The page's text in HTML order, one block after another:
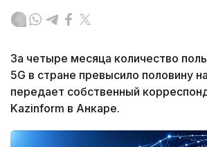
За четыре месяца количество
5G в стране превысило половину
передает собственный
Kazinform в Анкаре.